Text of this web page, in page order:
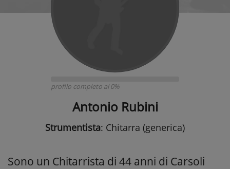
profilo completo al 0%
Antonio Rubini
Strumentista: Chitarra (generica)
Sono un Chitarrista di 44 anni di Carsoli